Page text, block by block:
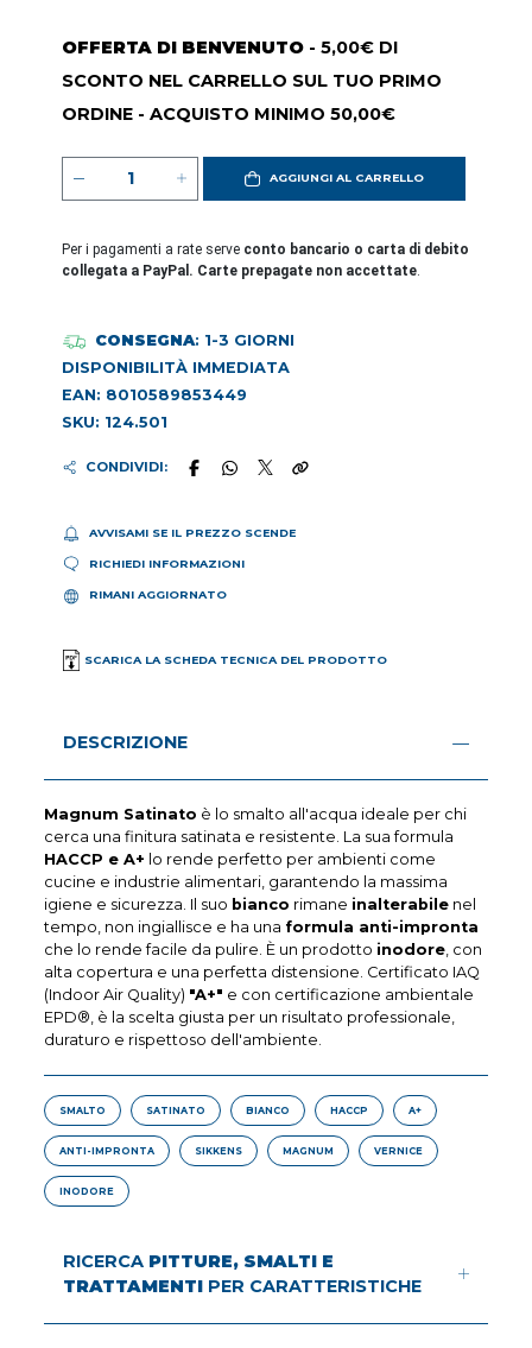
OFFERTA DI BENVENUTO - 5,00€ DI
SCONTO NEL CARRELLO SUL TUO PRIMO
ORDINE - ACQUISTO MINIMO 50,00€
AGGIUNGI AL CARRELLO
Per i pagamenti a rate serve conto bancario o carta di debito
collegata a PayPal. Carte prepagate non accettate.
CONSEGNA: 1-3 GIORNI
DISPONIBILITÀ IMMEDIATA
EAN: 8010589853449
SKU: 124.501
CONDIVIDI:
AVVISAMI SE IL PREZZO SCENDE
RICHIEDI INFORMAZIONI
RIMANI AGGIORNATO
SCARICA LA SCHEDA TECNICA DEL PRODOTTO
DESCRIZIONE
Magnum Satinato è lo smalto all'acqua ideale per chi
cerca una finitura satinata e resistente. La sua formula
HACCP e A+ lo rende perfetto per ambienti come
cucine e industrie alimentari, garantendo la massima
igiene e sicurezza. Il suo bianco rimane inalterabile nel
tempo, non ingiallisce e ha una formula anti-impronta
che lo rende facile da pulire. È un prodotto inodore , con
alta copertura e una perfetta distensione. Certificato IAQ
(Indoor Air Quality) "A+" e con certificazione ambientale
EPD®, è la scelta giusta per un risultato professionale,
duraturo e rispettoso dell'ambiente.
SMALTO SATINATO BIANCO HACCP A+
ANTI-IMPRONTA SIKKENS MAGNUM VERNICE
INODORE
RICERCA PITTURE, SMALTI E
TRATTAMENTI PER CARATTERISTICHE